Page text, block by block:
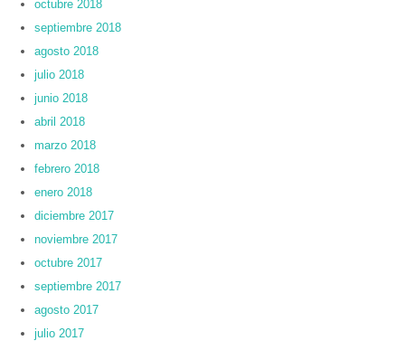
octubre 2018
septiembre 2018
agosto 2018
julio 2018
junio 2018
abril 2018
marzo 2018
febrero 2018
enero 2018
diciembre 2017
noviembre 2017
octubre 2017
septiembre 2017
agosto 2017
julio 2017